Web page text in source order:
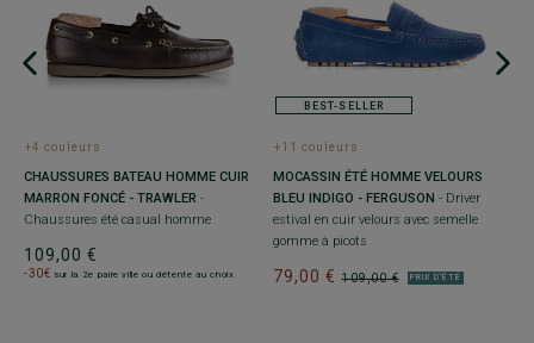
+4 couleurs
CHAUSSURES BATEAU HOMME CUIR
MARRON FONCÉ - TRAWLER -
Chaussures été casual homme
109,00 €
-30€ sur la 2e paire ville ou détente au choix
BEST-SELLER
+11 couleurs
MOCASSIN ÉTÉ HOMME VELOURS
BLEU INDIGO - FERGUSON - Driver
estival en cuir velours avec semelle
gomme à picots
109,00 €
79,00 € PRIX D'ÉTÉ